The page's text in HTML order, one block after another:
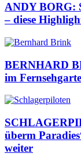
ANDY BORG:
– diese
BERNHARD
im
überm
weiter